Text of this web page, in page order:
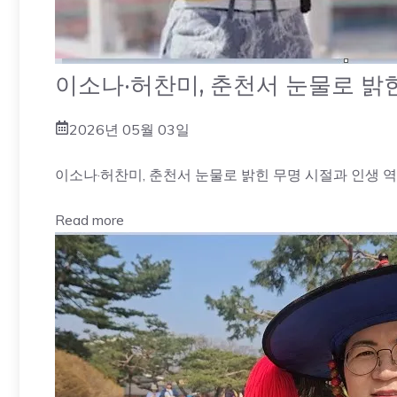
이소나·허찬미, 춘천서 눈물로
2026년 05월 03일
이소나·허찬미, 춘천서 눈물로 밝힌 무명 시절과 인생
Read more